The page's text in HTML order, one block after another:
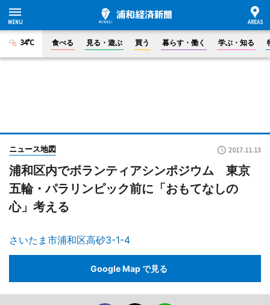
34°C 食べる 見る・遊ぶ 買う 暮らす・働く 学ぶ・知る
ニュース地図 2017.11.13
浦和区内でボランティアシンポジウム 東京
五輪・パラリンピック前に「おもてなしの
心」考える
さいたま市浦和区高砂3-1-4
Google Map で見る